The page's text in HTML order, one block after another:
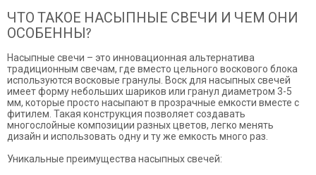
ЧТО ТАКОЕ НАСЫПНЫЕ СВЕЧИ И ЧЕМ ОНИ
ОСОБЕННЫ?
Насыпные свечи – это инновационная альтернатива
традиционным свечам, где вместо цельного воскового блока
используются восковые гранулы. Воск для насыпных свечей
имеет форму небольших шариков или гранул диаметром 3-5
мм, которые просто насыпают в прозрачные емкости вместе с
фитилем. Такая конструкция позволяет создавать
многослойные композиции разных цветов, легко менять
дизайн и использовать одну и ту же емкость много раз.
Уникальные преимущества насыпных свечей: